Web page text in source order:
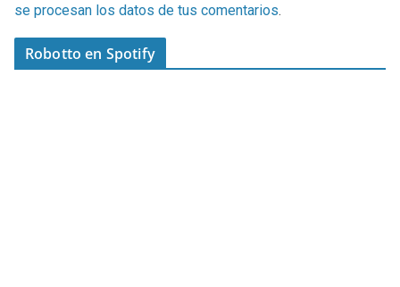
se procesan los datos de tus comentarios.
Robotto en Spotify